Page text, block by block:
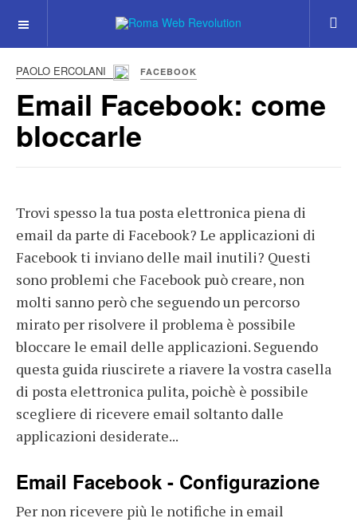
PAOLO ERCOLANI FACEBOOK
Email Facebook: come
bloccarle
Trovi spesso la tua posta elettronica piena di
email da parte di Facebook? Le applicazioni di
Facebook ti inviano delle mail inutili? Questi
sono problemi che Facebook può creare, non
molti sanno però che seguendo un percorso
mirato per risolvere il problema è possibile
bloccare le email delle applicazioni. Seguendo
questa guida riuscirete a riavere la vostra casella
di posta elettronica pulita, poichè è possibile
scegliere di ricevere email soltanto dalle
applicazioni desiderate...
Email Facebook - Configurazione
Per non ricevere più le notifiche in email